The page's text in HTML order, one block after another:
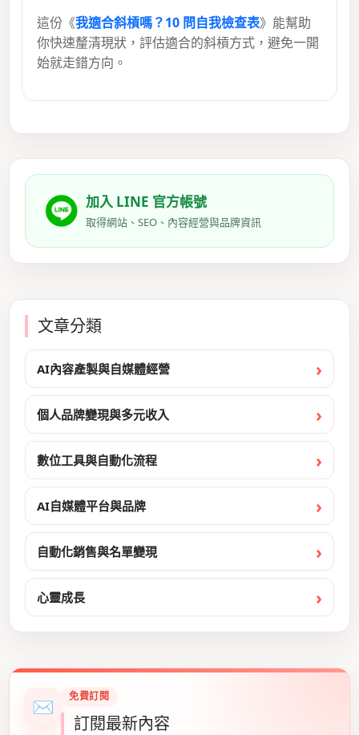
這份《我適合斜槓嗎？10 問自我檢查表》能幫助
你快速釐清現狀，評估適合的斜槓方式，避免一開
始就走錯方向。
加入 LINE 官方帳號
取得網站、SEO、內容經營與品牌資訊
文章分類
AI內容產製與自媒體經營
個人品牌變現與多元收入
數位工具與自動化流程
AI自媒體平台與品牌
自動化銷售與名單變現
心靈成長
✉ 免費訂閱
訂閱最新內容